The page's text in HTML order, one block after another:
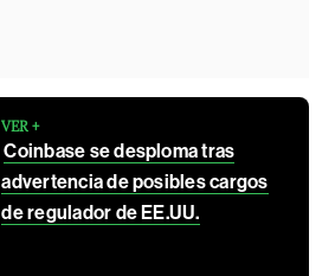
VER +
Coinbase se desploma tras
advertencia de posibles cargos
de regulador de EE.UU.